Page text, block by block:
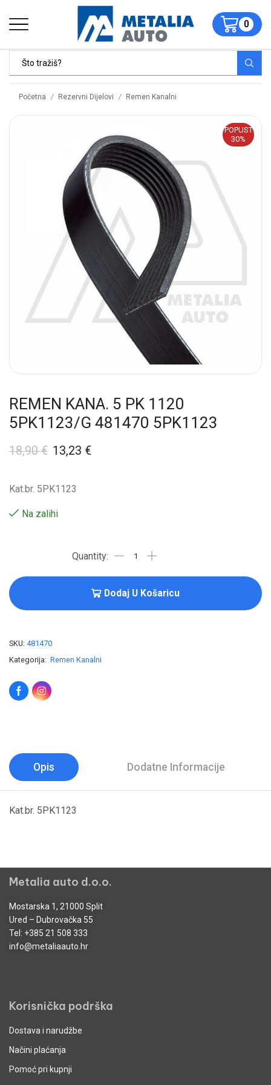
0
Početna / Rezervni Dijelovi / Remen Kanalni
POPUST
30%
REMEN KANA. 5 PK 1120
5PK1123/G 481470 5PK1123
18,90€ 13,23 €
Kat.br. 5PK1123
Na zalihi
Dodaj U Košaricu
SKU: 481470
Kategorija: Remen Kanalni
Opis Dodatne Informacije
Kat.br. 5PK1123
Metalia auto d.o.o.
Mostarska 1, 21000 Split
Ured – Dubrovačka 55
Tel: +385 21 508 333
info@metaliaauto.hr
Korisnička podrška
Dostava i narudžbe
Načini plaćanja
Pomoć pri kupnji